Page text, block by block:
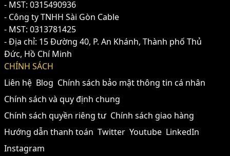
- MST: 0315490936
- Công ty TNHH Sài Gòn Cable
- MST: 0313781425
- Địa chỉ: 15 Đường 40, P. An Khánh, Thành phố Thủ
Đức, Hồ Chí Minh
CHÍNH SÁCH
Liên hệ Blog Chính sách bảo mật thông tin cá nhân
Chính sách và quy định chung
Chính sách quyền riêng tư Chính sách giao hàng
Hướng dẫn thanh toán Twitter Youtube LinkedIn
Instagram